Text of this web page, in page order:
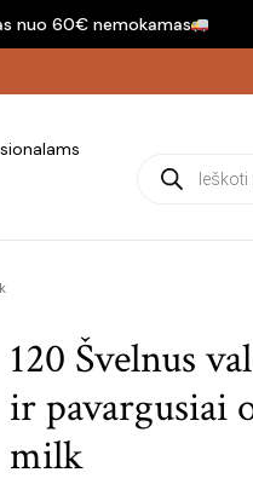
nuo 60€ nemokamas
Products
120 Švelnus
ir pavargusiai
milk